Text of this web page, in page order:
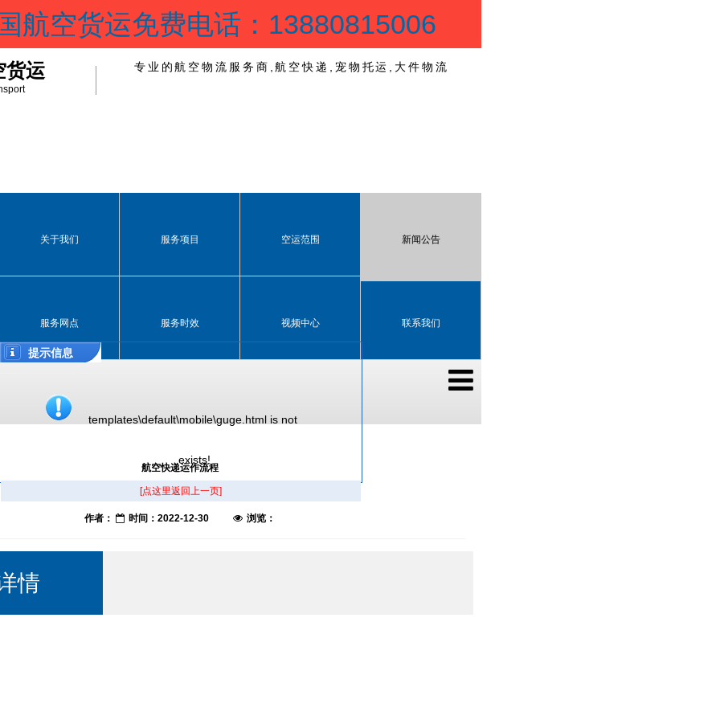
航空货运免费电话：13880815006
货运 专业的航空物流服务商,航空快递,宠物托运,大件物流
关于我们 服务项目 空运范围 新闻公告
服务网点 服务时效 视频中心 联系我们
航空快递运作流程
作者： 时间：2022-12-30 浏览：
情
提示信息
templates\default\mobile\guge.html is not
exists!
[点这里返回上一页]